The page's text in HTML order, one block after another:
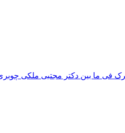
ما بین دکتر مجتبی ملکی چوبری